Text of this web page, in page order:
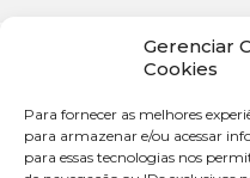
Gerenciar
Cookies
Para fornecer as melhores
para armazenar e/ou acessar
para essas tecnologias nos